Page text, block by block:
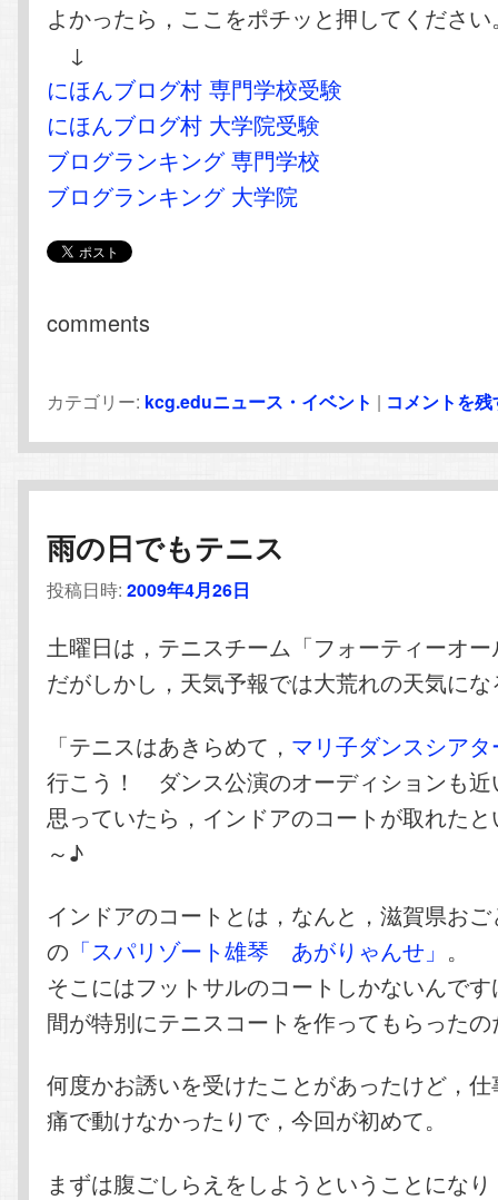
よかったら，ここをポチッと押してください
↓
にほんブログ村 専門学校受験
にほんブログ村 大学院受験
ブログランキング 専門学校
ブログランキング 大学院
comments
カテゴリー: kcg.eduニュース・イベント | コメントを残
雨の日でもテニス
投稿日時:2009年4月26日
土曜日は，テニスチーム「フォーティーオ
だがしかし，天気予報では大荒れの天気に
「テニスはあきらめて， マリ子ダンスシアタ
行こう！ ダンス公演のオーディションも近
思っていたら，インドアのコートが取れた
～♪
インドアのコートとは，なんと，滋賀県お
の 「スパリゾート雄琴 あがりゃんせ」 。
そこにはフットサルのコートしかないんで
間が特別にテニスコートを作ってもらった
何度かお誘いを受けたことがあったけど，
痛で動けなかったりで，今回が初めて。
まずは腹ごしらえをしようということにな